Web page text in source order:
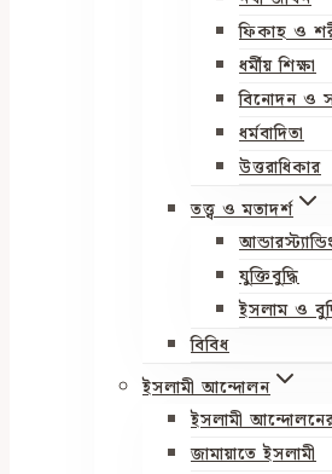
ফিকাহ ও
ধর্মীয় শিক্ষা
বিনোদন ও
ধর্মবাদিতা
উত্তরাধিকার
তত্ত্ব ও মতাদর্শ
যুক্তিবুদ্ধি
ইসলাম ও
বিবিধ
ইসলামী আন্দোলন
ইসলামী আন্দোলনের
জামায়াতে ইসলামী